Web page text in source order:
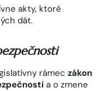
akty, ktoré
dát.
rámec zákon
a o zmene